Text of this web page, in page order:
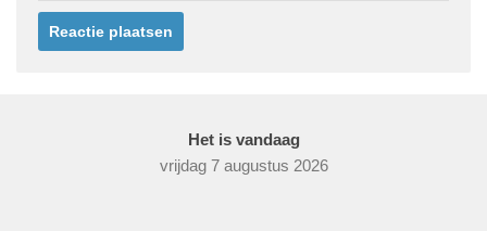
Het is vandaag
vrijdag 7 augustus 2026